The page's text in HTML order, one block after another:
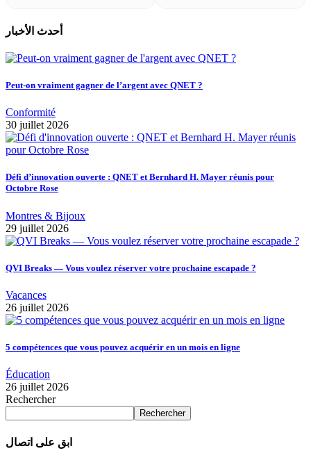
أحدث الأخبار
Peut-on vraiment gagner de l’argent avec QNET ?
Conformité
30 juillet 2026
Défi d’innovation ouverte : QNET et Bernhard H. Mayer réunis pour
Octobre Rose
Montres & Bijoux
29 juillet 2026
QVI Breaks — Vous voulez réserver votre prochaine escapade ?
Vacances
26 juillet 2026
5 compétences que vous pouvez acquérir en un mois en ligne
Éducation
26 juillet 2026
Rechercher
Rechercher
ابق على اتصال